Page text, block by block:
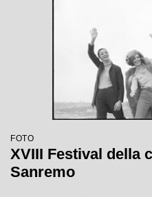
FOTO
XVIII Festival della
Sanremo